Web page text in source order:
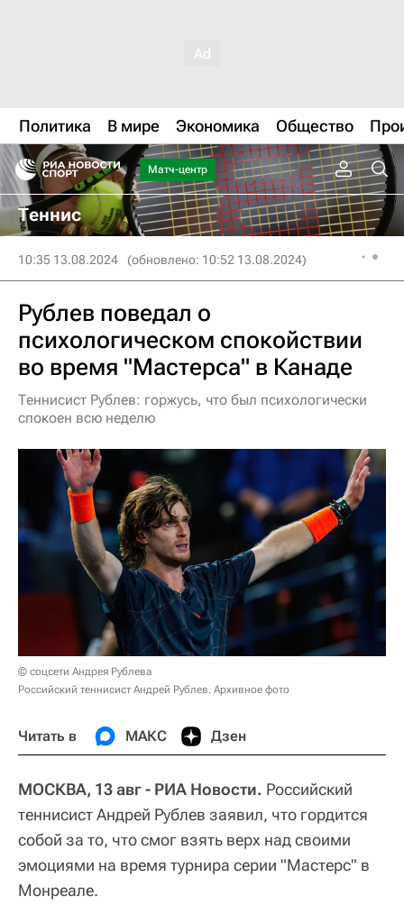
Политика В мире Экономика Общество
Матч-центр
Теннис
10:35 13.08.2024 (обновлено: 10:52 13.08.2024)
Рублев поведал о
психологическом спокойствии
во время "Мастерса" в Канаде
Теннисист Рублев: горжусь, что был психологически
спокоен всю неделю
© соцсети Андрея Рублева
Российский теннисист Андрей Рублев. Архивное фото
Читать в МАКС Дзен
МОСКВА, 13 авг - РИА Новости. Российский
теннисист Андрей Рублев заявил, что гордится
собой за то, что смог взять верх над своими
эмоциями на время турнира серии "Мастерс" в
Монреале.